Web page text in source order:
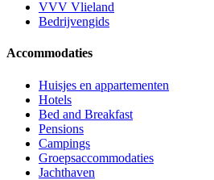
VVV Vlieland
Bedrijvengids
Accommodaties
Huisjes en appartementen
Hotels
Bed and Breakfast
Pensions
Campings
Groepsaccommodaties
Jachthaven